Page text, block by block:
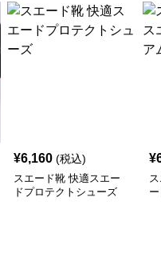
¥6,160 (税込)
スエード靴 快適スエー
ドプロテクトシューズ
¥